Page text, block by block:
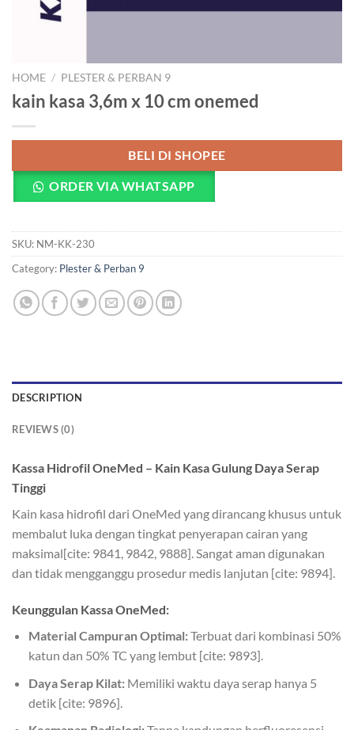
HOME / PLESTER & PERBAN 9
kain kasa 3,6m x 10 cm onemed
BELI DI SHOPEE
ORDER VIA WHATSAPP
SKU: NM-KK-230
Category: Plester & Perban 9
DESCRIPTION
REVIEWS (0)
Kassa Hidrofil OneMed – Kain Kasa Gulung Daya Serap
Tinggi
Kain kasa hidrofil dari OneMed yang dirancang khusus untuk
membalut luka dengan tingkat penyerapan cairan yang
maksimal[cite: 9841, 9842, 9888]. Sangat aman digunakan
dan tidak mengganggu prosedur medis lanjutan [cite: 9894].
Keunggulan Kassa OneMed:
Material Campuran Optimal:Terbuat dari kombinasi 50%
katun dan 50% TC yang lembut [cite: 9893].
Daya Serap Kilat:Memiliki waktu daya serap hanya 5
detik [cite: 9896].